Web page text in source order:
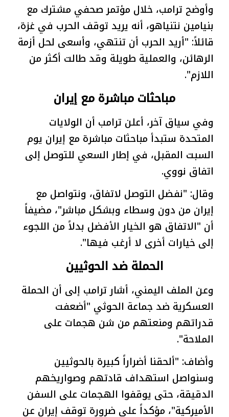
وأوضح ترامب، خلال مؤتمر صحفي مشترك مع
بنيامين نتنياهو، أنه يريد توقف الحرب في غزة،
قائلاً: "أريد الحرب أن تنتهي، وأسعى لحل أزمة
الرهائن، والعملية طويلة وقد طالت أكثر من
اللازم".
مباحثات مباشرة مع إيران
وفي سياق آخر، أعلن ترامب أن الولايات
المتحدة ستبدأ مباحثات مباشرة مع إيران يوم
السبت المقبل، في إطار السعي للتوصل إلى
اتفاق نووي.
وقال: "نفضل التوصل لاتفاق، ونتواصل مع
إيران من دون وسطاء وبشكل مباشر"، مضيفاً
أن "الاتفاق هو الخيار الأفضل بدلاً من اللجوء
إلى خيارات أخرى لا أرغب فيها".
الحملة ضد الحوثيين
وعن الملف اليمني، أشار ترامب إلى أن الحملة
العسكرية ضد جماعة الحوثي "أضعفت
قدراتهم ومنعتهم من شن هجمات على
الملاحة".
وأضاف: "ألحقنا أضراراً كبيرة بالحوثيين
وسنواصل استهداف قادتهم وصواريخهم
الدقيقة، حتى يوقفوا الهجمات على السفن
الأميركية"، مؤكداً على ضرورة توقف إيران عن